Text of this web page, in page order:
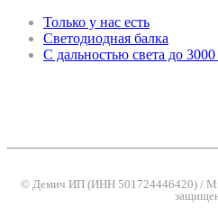
Только у нас есть
Светодиодная балка
С дальностью света до
© Демич ИП (ИНН 501724446420) /